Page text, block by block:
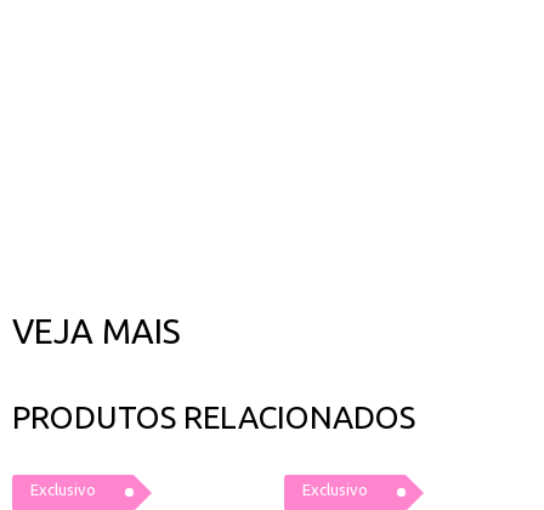
VEJA MAIS
PRODUTOS RELACIONADOS
Exclusivo Exclusivo